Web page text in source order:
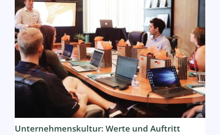
Unternehmenskultur: Werte und Auftritt